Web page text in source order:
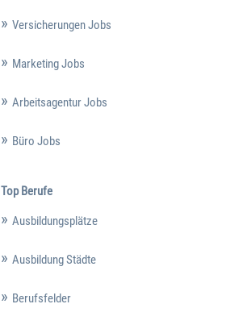
Versicherungen Jobs
Marketing Jobs
Arbeitsagentur Jobs
Büro Jobs
Top Berufe
Ausbildungsplätze
Ausbildung Städte
Berufsfelder